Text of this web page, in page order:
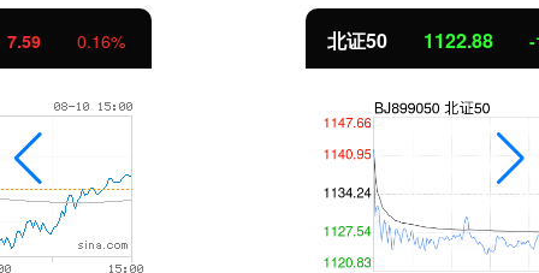
北证50 -11.37 -1.00%